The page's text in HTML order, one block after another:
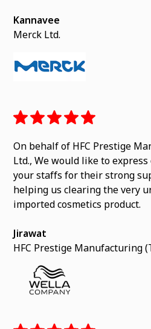
Kannavee
Merck Ltd.
On behalf of HFC Prestige
Ltd., We would like to
your staffs for their strong
helping us clearing the very
imported cosmetics product.
Jirawat
HFC Prestige Manufacturing